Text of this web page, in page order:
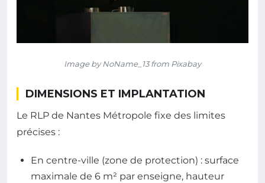
Image by NoName_13 from Pixabay
DIMENSIONS ET IMPLANTATION
Le RLP de Nantes Métropole fixe des limites
précises :
En centre-ville (zone de protection) : surface
maximale de 6 m² par enseigne, hauteur